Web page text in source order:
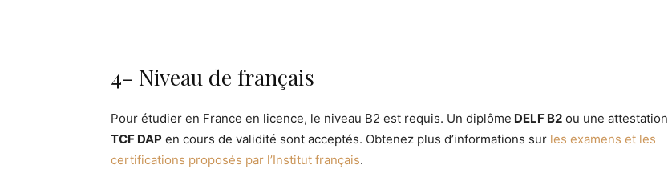
4- Niveau de français
Pour étudier en France en licence, le niveau B2 est requis. Un diplôme DELF B2 ou une attestation
TCF DAP en cours de validité sont acceptés. Obtenez plus d’informations sur les examens et les
certifications proposés par l’Institut français.